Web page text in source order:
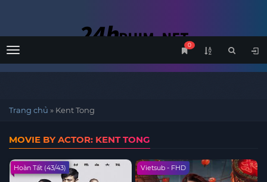
Menu
0
Trang chủ » Kent Tong
MOVIE BY ACTOR: KENT TONG
Hoàn Tất (43/43) Vietsub - FHD